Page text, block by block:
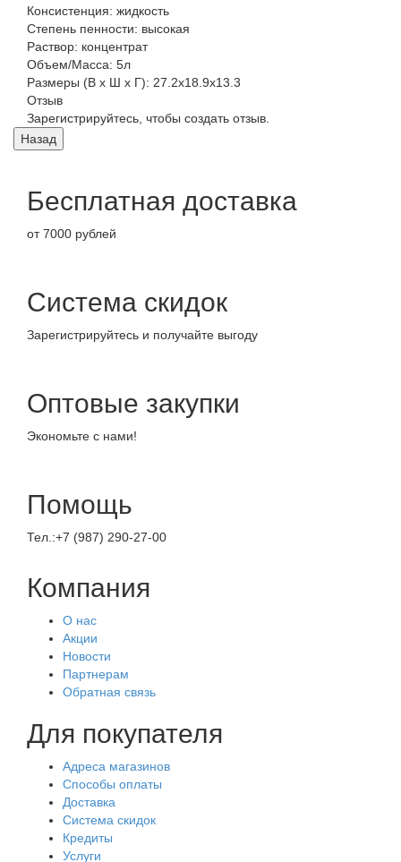
Консистенция: жидкость
Степень пенности: высокая
Раствор: концентрат
Объем/Масса: 5л
Размеры (В х Ш х Г): 27.2х18.9х13.3
Отзыв
Зарегистрируйтесь, чтобы создать отзыв.
Бесплатная доставка
от 7000 рублей
Система скидок
Зарегистрируйтесь и получайте выгоду
Оптовые закупки
Экономьте с нами!
Помощь
Тел.:+7 (987) 290-27-00
Компания
О нас
Акции
Новости
Партнерам
Обратная связь
Для покупателя
Адреса магазинов
Способы оплаты
Доставка
Система скидок
Кредиты
Услуги